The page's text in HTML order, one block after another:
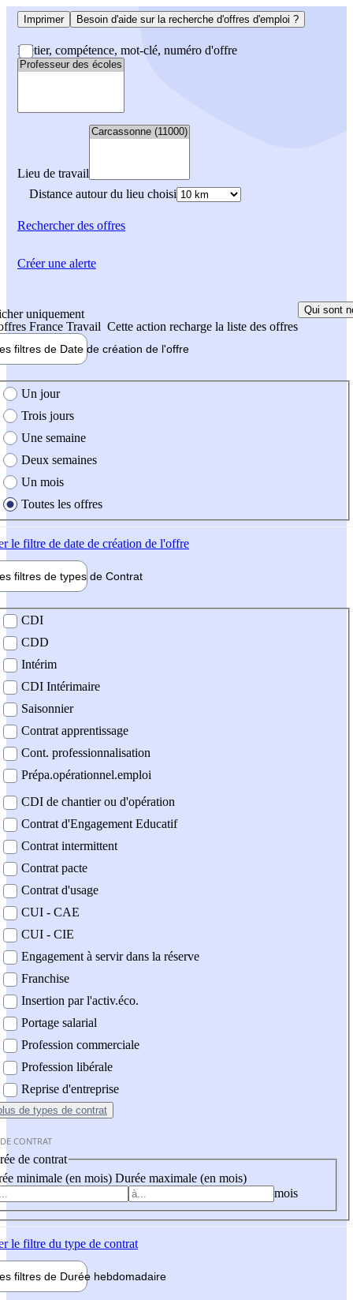
Imprimer Besoin d'aide sur la recherche d'offres d'emploi ?
Métier, compétence, mot-clé, numéro d'offre
Lieu de travail
Distance autour du lieu choisi
Rechercherdes offres
uniquement
France Travail Cette action recharge la liste des offres
Qui sont
filtres de Date de création de l'offre
création de l'offre
Un jour
Trois jours
Une semaine
Deux semaines
Un mois
Toutes les offres
le filtre de date de création de l'offre
filtres de types de Contrat
contrat
CDI
CDD
Intérim
CDI Intérimaire
Saisonnier
Contrat apprentissage
Cont. professionnalisation
Prépa.opérationnel.emploi
CDI de chantier ou d'opération
Contrat d'Engagement Educatif
Contrat intermittent
Contrat pacte
Contrat d'usage
CUI - CAE
CUI - CIE
Engagement à servir dans la réserve
Franchise
Insertion par l'activ.éco.
Portage salarial
Profession commerciale
Profession libérale
Reprise d'entreprise
de types de contrat
CONTRAT
de contrat
minimale (en mois) Durée maximale (en mois)
mois
le filtre du type de contrat
filtres de Durée hebdomadaire
Créer une alerte